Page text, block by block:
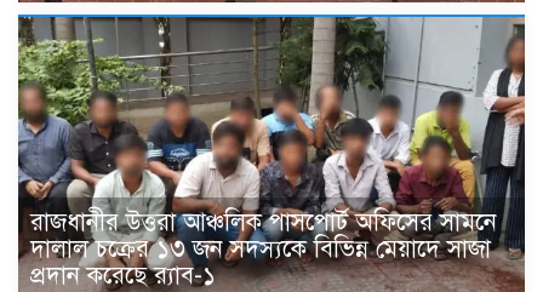
রাজধানীর উত্তরা আঞ্চলিক পাসপোর্ট অফিসের সামনে
দালাল চক্রের ১৩ জন সদস্যকে বিভিন্ন মেয়াদে সাজা
প্রদান করেছে র‌্যাব-১